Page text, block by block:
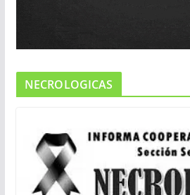
NECROLOGICAS